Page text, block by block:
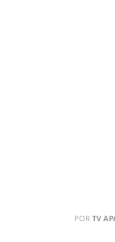
POR TV